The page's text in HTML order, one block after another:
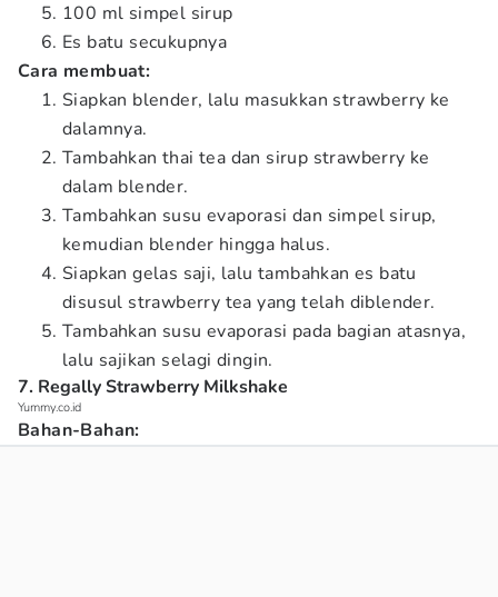
100 ml simpel sirup
Es batu secukupnya
Cara membuat:
Siapkan blender, lalu masukkan strawberry ke
dalamnya.
Tambahkan thai tea dan sirup strawberry ke
dalam blender.
Tambahkan susu evaporasi dan simpel sirup,
kemudian blender hingga halus.
Siapkan gelas saji, lalu tambahkan es batu
disusul strawberry tea yang telah diblender.
Tambahkan susu evaporasi pada bagian atasnya,
lalu sajikan selagi dingin.
7. Regally Strawberry Milkshake
Yummy.co.id
Bahan-Bahan: